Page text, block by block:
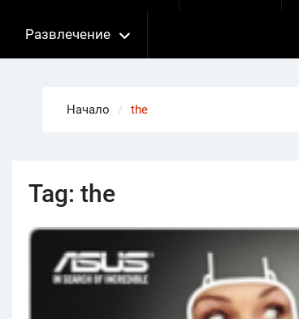
Развлечение
Начало the
Tag: the